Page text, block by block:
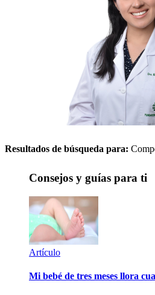
Resultados de búsqueda para:
Consejos y guías para ti
Artículo
Mi bebé de tres meses llora